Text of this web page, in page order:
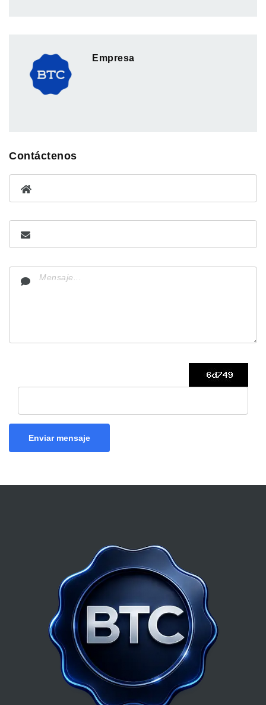
Empresa
Contáctenos
Enviar mensaje